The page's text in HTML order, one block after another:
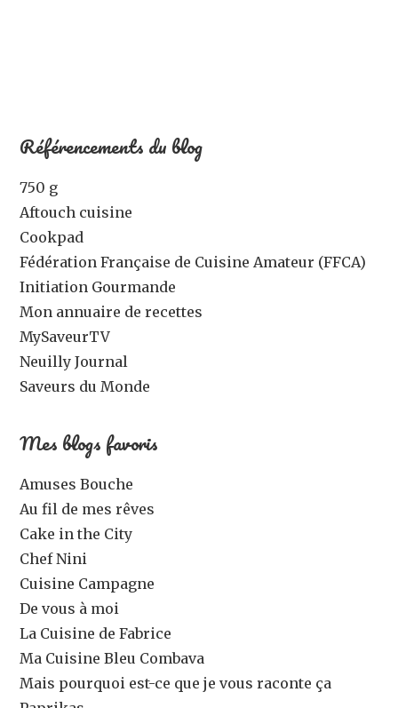
Référencements du blog
750 g
Aftouch cuisine
Cookpad
Fédération Française de Cuisine Amateur (FFCA)
Initiation Gourmande
Mon annuaire de recettes
MySaveurTV
Neuilly Journal
Saveurs du Monde
Mes blogs favoris
Amuses Bouche
Au fil de mes rêves
Cake in the City
Chef Nini
Cuisine Campagne
De vous à moi
La Cuisine de Fabrice
Ma Cuisine Bleu Combava
Mais pourquoi est-ce que je vous raconte ça